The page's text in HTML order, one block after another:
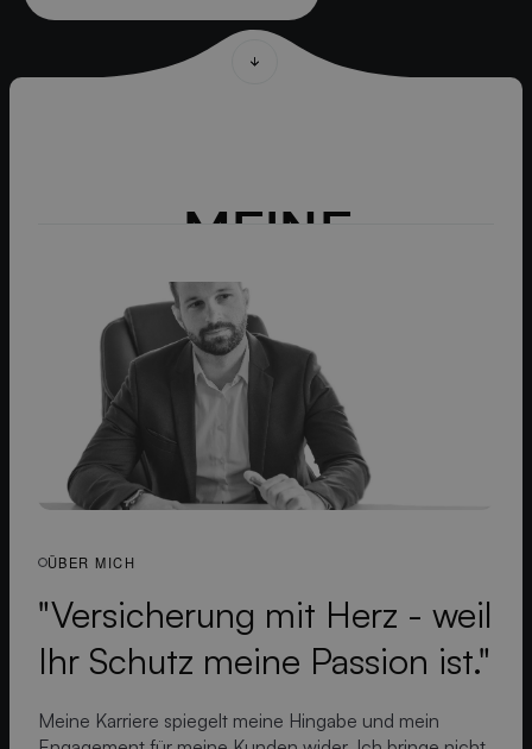
Meine Geschichte entdecken
M E IN E
ÜBER MICH
"Versicherung mit Herz - weil
Ihr Schutz meine Passion ist."
Meine Karriere spiegelt meine Hingabe und mein